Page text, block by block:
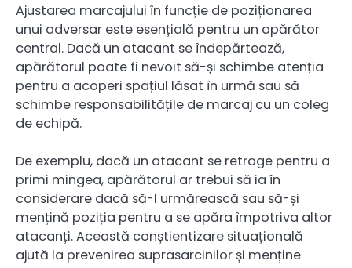
Ajustarea marcajului în funcție de poziționarea
unui adversar este esențială pentru un apărător
central. Dacă un atacant se îndepărtează,
apărătorul poate fi nevoit să-și schimbe atenția
pentru a acoperi spațiul lăsat în urmă sau să
schimbe responsabilitățile de marcaj cu un coleg
de echipă.
De exemplu, dacă un atacant se retrage pentru a
primi mingea, apărătorul ar trebui să ia în
considerare dacă să-l urmărească sau să-și
mențină poziția pentru a se apăra împotriva altor
atacanți. Această conștientizare situațională
ajută la prevenirea suprasarcinilor și menține